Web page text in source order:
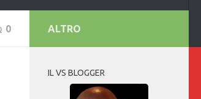
0 ALTRO
IL VS BLOGGER